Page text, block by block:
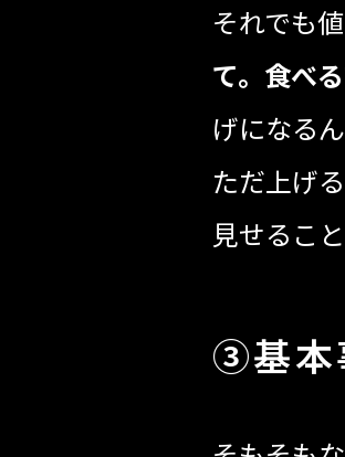
それでも
て。食べ
げになるん
ただ上げ
見せるこ
③基本